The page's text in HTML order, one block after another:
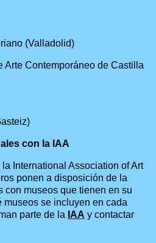
(Valladolid)
Arte Contemporáneo de Castilla
con la IAA
International Association of Art
ponen a disposición de la
con museos que tienen en su
museos se incluyen en cada
parte de la IAA y contactar